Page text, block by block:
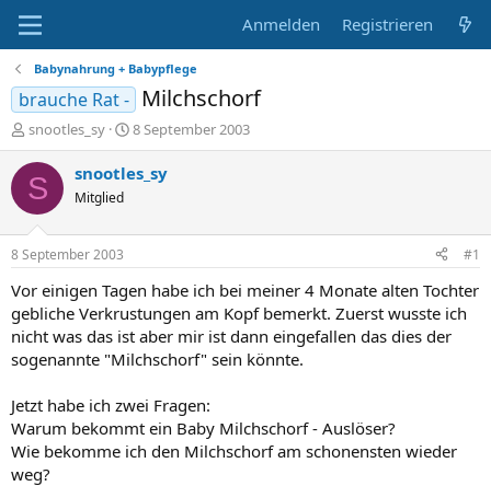
Anmelden Registrieren
Babynahrung + Babypflege
brauche Rat - Milchschorf
E
r
s
t
l
e
r
snootles_sy
E
r
s
t
a
m
8 September 2003
S snootles_sy
Mitglied
8 September 2003 #1
Vor einigen Tagen habe ich bei meiner 4 Monate alten Tochter
gebliche Verkrustungen am Kopf bemerkt. Zuerst wusste ich
nicht was das ist aber mir ist dann eingefallen das dies der
sogenannte "Milchschorf" sein könnte.
Jetzt habe ich zwei Fragen:
Warum bekommt ein Baby Milchschorf - Auslöser?
Wie bekomme ich den Milchschorf am schonensten wieder
weg?